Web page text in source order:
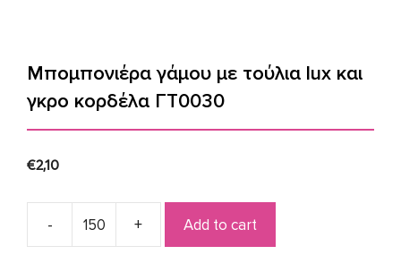
Μπομπονιέρα γάμου με τούλια lux και
γκρο κορδέλα ΓΤ0030
€2,10
Μπομπονιέρα
Add to cart